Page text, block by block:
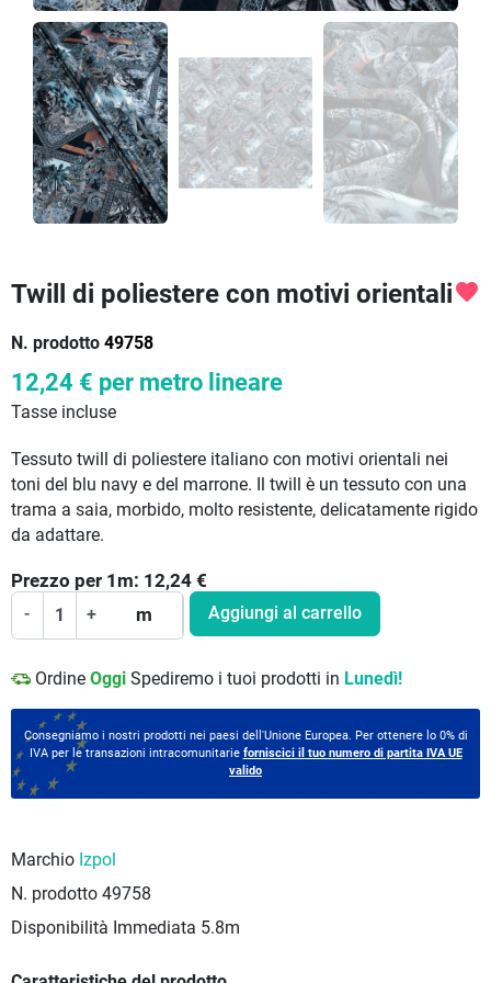
Twill di poliestere con motivi orientali
N. prodotto 49758
favorite
12,24 € per metro lineare
Tasse incluse
Tessuto twill di poliestere italiano con motivi orientali nei
toni del blu navy e del marrone. Il twill è un tessuto con una
trama a saia, morbido, molto resistente, delicatamente rigido
da adattare.
Prezzo per 1 m: 12,24 €
- + m Aggiungi al carrello
Ordine Oggi Spediremo i tuoi prodotti in Lunedì!
Consegniamo i nostri prodotti nei paesi dell'Unione Europea. Per ottenere lo 0% di
IVA per le transazioni intracomunitarie forniscici il tuo numero di partita IVA UE
valido
Marchio Izpol
N. prodotto 49758
Disponibilità Immediata 5.8m